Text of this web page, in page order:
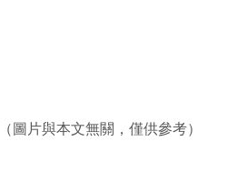
圖片與本文無關，僅供參考）